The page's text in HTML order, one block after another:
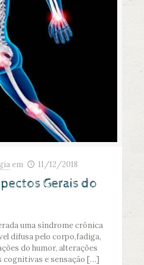
em 11/12/2018
Gerais do
uma síndrome crônica
difusa pelo corpo,fadiga,
do humor, alterações
e sensação […]